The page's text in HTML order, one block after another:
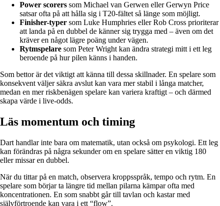
Power scorers som Michael van Gerwen eller Gerwyn Price
satsar ofta på att hålla sig i T20-fältet så länge som möjligt.
Finisher-typer som Luke Humphries eller Rob Cross prioriterar
att landa på en dubbel de känner sig trygga med – även om det
kräver en något lägre poäng under vägen.
Rytmspelare som Peter Wright kan ändra strategi mitt i ett leg
beroende på hur pilen känns i handen.
Som bettor är det viktigt att känna till dessa skillnader. En spelare som
konsekvent väljer säkra avslut kan vara mer stabil i långa matcher,
medan en mer riskbenägen spelare kan variera kraftigt – och därmed
skapa värde i live-odds.
Läs momentum och timing
Dart handlar inte bara om matematik, utan också om psykologi. Ett leg
kan förändras på några sekunder om en spelare sätter en viktig 180
eller missar en dubbel.
När du tittar på en match, observera kroppsspråk, tempo och rytm. En
spelare som börjar ta längre tid mellan pilarna kämpar ofta med
koncentrationen. En som snabbt går till tavlan och kastar med
självförtroende kan vara i ett “flow”.